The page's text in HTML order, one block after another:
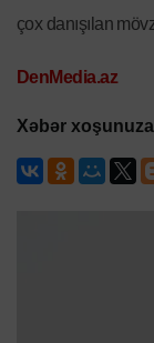
çox danışılan
DenMedia.az
Xəbər